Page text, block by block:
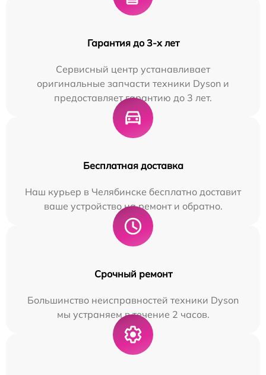
Гарантия до 3-х лет
Сервисный центр устанавливает
оригинальные запчасти техники Dyson и
предоставляет гарантию до 3 лет.
Бесплатная доставка
Наш курьер в Челябинске бесплатно доставит
ваше устройство на ремонт и обратно.
Срочный ремонт
Большинство неисправностей техники Dyson
мы устраняем в течение 2 часов.